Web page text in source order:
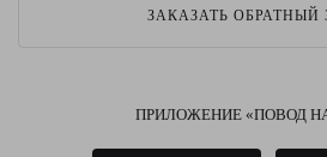
ЗАКАЗАТЬ ОБРАТНЫЙ
ПРИЛОЖЕНИЕ «ПОВОД